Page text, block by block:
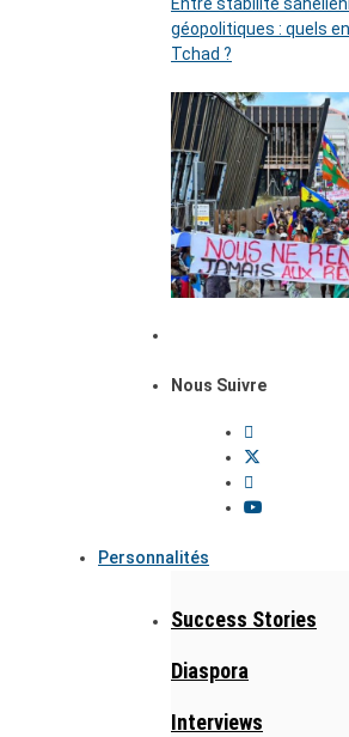
géopolitiques : quels
Tchad ?
Nous Suivre
Personnalités
Success Stories
Diaspora
Interviews